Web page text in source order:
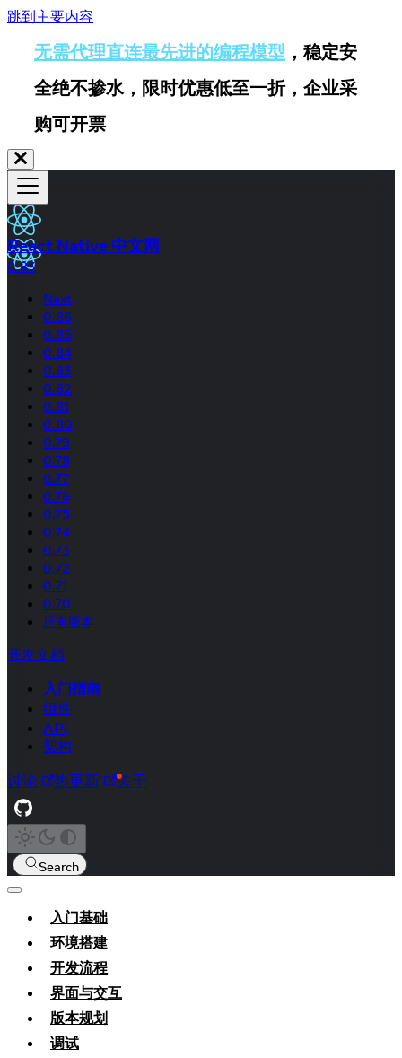
跳到主要内容
无需代理直连最先进的编程模型 ，稳定安
全绝不掺水，限时优惠低至一折，企业采
购可开票
React Native 中文网
0.83
Next
0.86
0.85
0.84
0.83
0.82
0.81
0.80
0.79
0.78
0.77
0.76
0.75
0.74
0.73
0.72
0.71
0.70
所有版本
开发文档
入门指南
组件
API
架构
讨论 热更新 关于
Search
入门基础
环境搭建
开发流程
界面与交互
版本规划
调试